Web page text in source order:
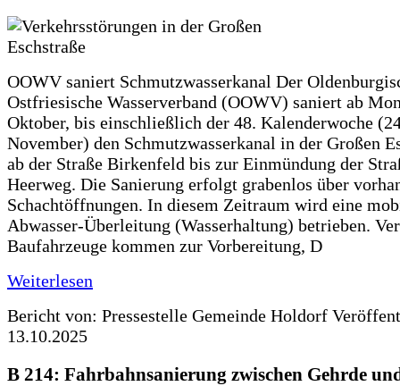
OOWV saniert Schmutzwasserkanal Der
Ostfriesische Wasserverband (OOWV) saniert ab
Oktober, bis einschließlich der 48. Kalenderwoche
November) den Schmutzwasserkanal in der Großen
ab der Straße Birkenfeld bis zur Einmündung der
Heerweg. Die Sanierung erfolgt grabenlos über
Schachtöffnungen. In diesem Zeitraum wird eine
Abwasser-Überleitung (Wasserhaltung) betrieben.
Baufahrzeuge kommen zur Vorbereitung, D
Weiterlesen
Bericht von: Pressestelle Gemeinde Holdorf
13.10.2025
B 214: Fahrbahnsanierung zwischen Gehrde